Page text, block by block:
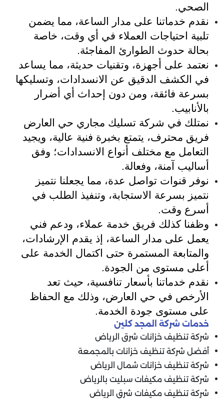
الصحي.
نقدم خدماتنا على مدار الساعة، مما يضمن
تلبية احتياجات العملاء في أي وقت، خاصة
بحالة حدوث الطوارئ المفاجئة.
نعتمد على أجهزة، وتقنيات حديثة، مما يساعد
في الكشف الدقيق عن الانسدادات، وتسليكها
بسرعة فائقة، ومن دون إحداث أي أضرار
بالأنابيب.
نمتلك في شركة تسليك مجاري حي العارض
فريق محترف، يتمتع بخبرة فنية عالية، ويجيد
التعامل مع مختلف أنواع الانسدادات؛ وفق
أساليب آمنة، وفعالة.
نوفر قنوات تواصل عدة، مما يجعلنا نتميز
نتميز بسرعة الاستجابة، وتنفيذ الطلب في
أسرع وقت.
وظفنا كذلك فريق خدمة عملاء، ودعم فني
يعمل على مدار الساعة، إذ يقدم الإرشادات،
والمتابعة المستمرة حتى اكتمال الخدمة على
أعلى مستوى من الجودة.
نقدم خدماتنا بأسعار تنافسية، حيث تعد
الأرخص في حي العارض، وذلك مع الحفاظ
على مستوى جودة الخدمة.
خدمات شركة المجد كلين
شركة تنظيف خزانات شرق الرياض
أفضل شركة تنظيف خزانات بالمجمعة
شركة تنظيف خزانات شمال الرياض
شركة تنظيف مكيفات سبليت بالرياض
شركة تنظيف مكيفات شرق الرياض